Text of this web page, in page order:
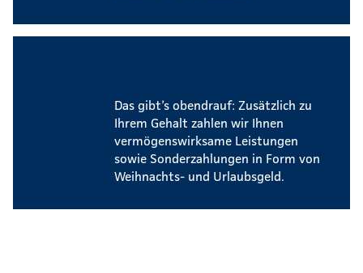
Das gibt’s obendrauf: Zusätzlich zu
Ihrem Gehalt zahlen wir Ihnen
vermögenswirksame Leistungen
sowie Sonderzahlungen in Form von
Weihnachts- und Urlaubsgeld.